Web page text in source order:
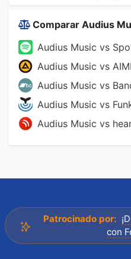
Comparar Audius
Audius Music vs
Audius Music vs
Audius Music vs
Audius Music vs
Audius Music vs
Patrocinado por:
con